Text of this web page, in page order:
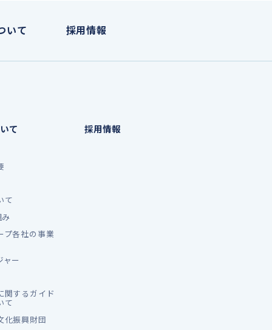
いて 採用情報
て
て
プ各社の事業
ャー
関するガイド
て
化振興財団
採用情報